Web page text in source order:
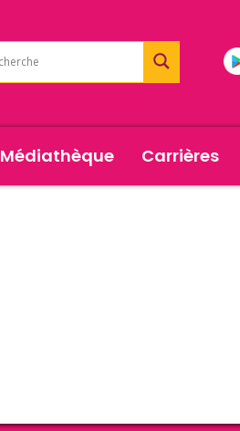
Médiathèque Carrières